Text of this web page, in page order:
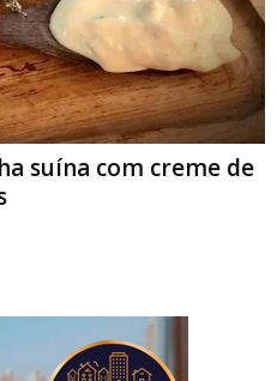
suína com creme de